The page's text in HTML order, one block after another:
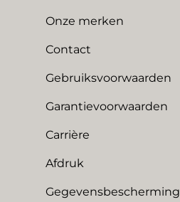
Onze merken
Contact
Gebruiksvoorwaarden
Garantievoorwaarden
Carrière
Afdruk
Gegevensbescherming